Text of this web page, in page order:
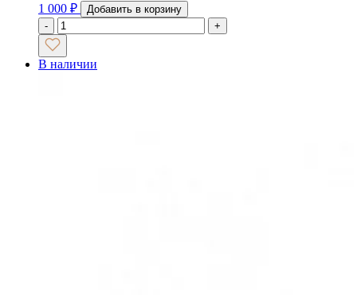
1 000 ₽
Добавить в корзину
-
+
В наличии